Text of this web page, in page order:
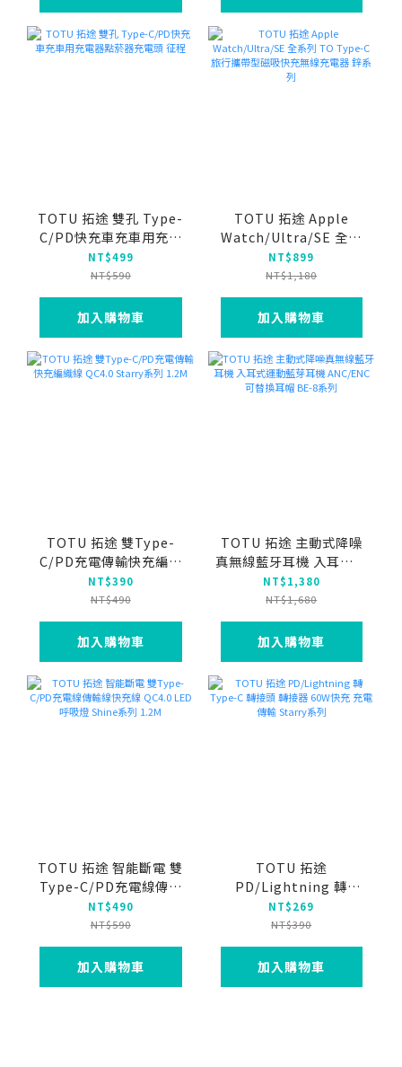
TOTU 拓途 雙孔 Type-
C/PD快充車充車用充電
器點菸器充電頭 征程
NT$499
NT$590
加入購物車
TOTU 拓途 Apple
Watch/Ultra/SE 全系
列 TO Type-C 旅行攜帶
型磁吸快充無線充電器 鋅
系列
NT$899
NT$1,180
加入購物車
TOTU 拓途 雙Type-
C/PD充電傳輸快充編織
線 QC4.0 Starry系列
1.2M
NT$390
NT$490
加入購物車
TOTU 拓途 主動式降噪
真無線藍牙耳機 入耳式運
動藍芽耳機 ANC/ENC 可
替換耳帽 BE-8系列
NT$1,380
NT$1,680
加入購物車
TOTU 拓途 智能斷電 雙
Type-C/PD充電線傳輸
線快充線 QC4.0 LED呼
吸燈 Shine系列 1.2M
NT$490
NT$590
加入購物車
TOTU 拓途
PD/Lightning 轉
Type-C 轉接頭 轉接器
60W快充 充電傳輸
Starry系列
NT$269
NT$390
加入購物車